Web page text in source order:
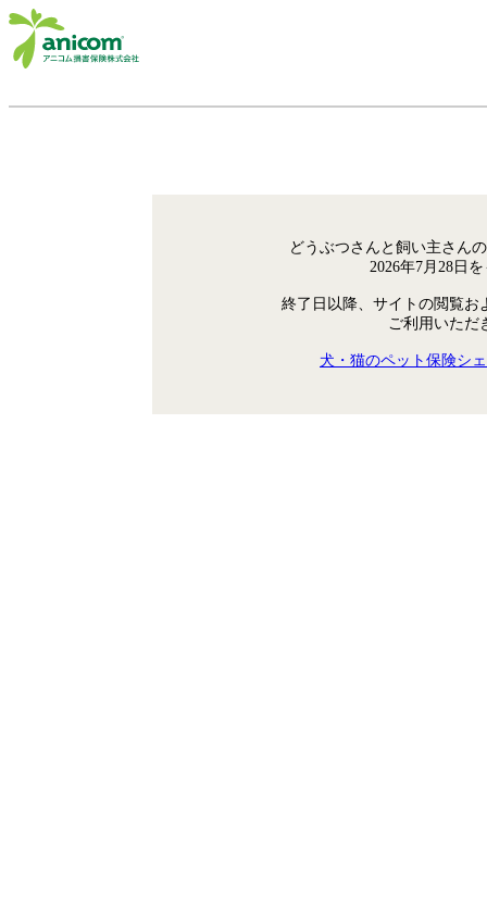
どうぶつさんと飼い主さん
2026年7月28日
終了日以降、サイトの閲覧お
ご利用いただ
犬・猫のペット保険シ